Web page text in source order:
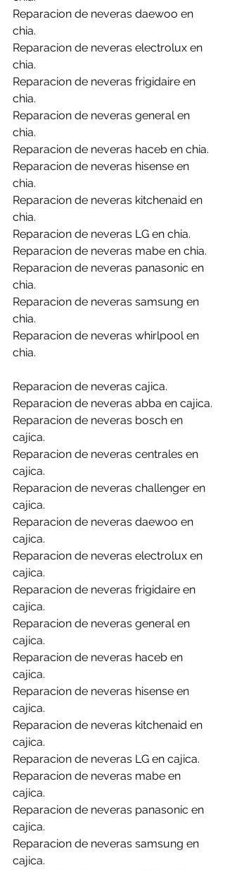
Reparacion de neveras daewoo en
chia.
Reparacion de neveras electrolux en
chia.
Reparacion de neveras frigidaire en
chia.
Reparacion de neveras general en
chia.
Reparacion de neveras haceb en chia.
Reparacion de neveras hisense en
chia.
Reparacion de neveras kitchenaid en
chia.
Reparacion de neveras LG en chia.
Reparacion de neveras mabe en chia.
Reparacion de neveras panasonic en
chia.
Reparacion de neveras samsung en
chia.
Reparacion de neveras whirlpool en
chia.
Reparacion de neveras cajica.
Reparacion de neveras abba en cajica.
Reparacion de neveras bosch en
cajica.
Reparacion de neveras centrales en
cajica.
Reparacion de neveras challenger en
cajica.
Reparacion de neveras daewoo en
cajica.
Reparacion de neveras electrolux en
cajica.
Reparacion de neveras frigidaire en
cajica.
Reparacion de neveras general en
cajica.
Reparacion de neveras haceb en
cajica.
Reparacion de neveras hisense en
cajica.
Reparacion de neveras kitchenaid en
cajica.
Reparacion de neveras LG en cajica.
Reparacion de neveras mabe en
cajica.
Reparacion de neveras panasonic en
cajica.
Reparacion de neveras samsung en
cajica.